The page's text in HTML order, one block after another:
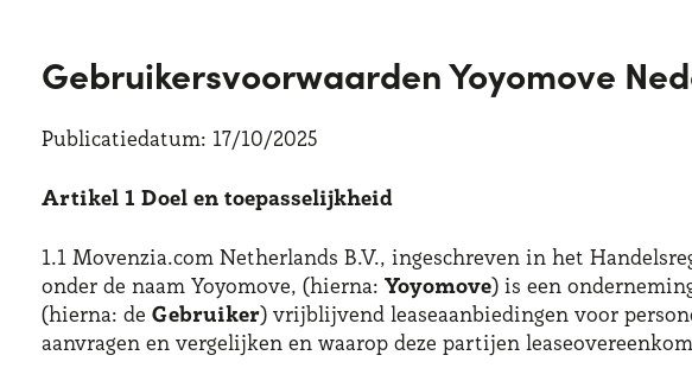
Gebruikersvoorwaarden Yoyomove
Publicatiedatum: 17/10/2025
Artikel 1 Doel en toepasselijkheid
1.1 Movenzia.com Netherlands B.V., ingeschreven in het
onder de naam Yoyomove, (hierna: Yoyomove) is een
(hierna: de Gebruiker) vrijblijvend leaseaanbiedingen voor
aanvragen en vergelijken en waarop deze partijen